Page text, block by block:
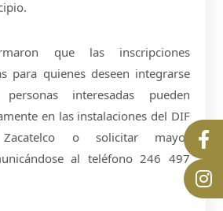
que las inscripciones
para quienes deseen integrarse
interesadas pueden
en las instalaciones del DIF
o solicitar mayor
al teléfono 246 497